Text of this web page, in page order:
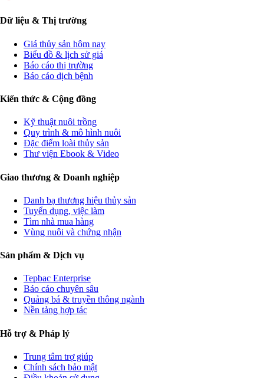
Dữ liệu & Thị trường
Giá thủy sản hôm nay
Biểu đồ & lịch sử giá
Báo cáo thị trường
Báo cáo dịch bệnh
Kiến thức & Cộng đồng
Kỹ thuật nuôi trồng
Quy trình & mô hình nuôi
Đặc điểm loài thủy sản
Thư viện Ebook & Video
Giao thương & Doanh nghiệp
Danh bạ thương hiệu thủy sản
Tuyển dụng, việc làm
Tìm nhà mua hàng
Vùng nuôi và chứng nhận
Sản phẩm & Dịch vụ
Tepbac Enterprise
Báo cáo chuyên sâu
Quảng bá & truyền thông ngành
Nền tảng hợp tác
Hỗ trợ & Pháp lý
Trung tâm trợ giúp
Chính sách bảo mật